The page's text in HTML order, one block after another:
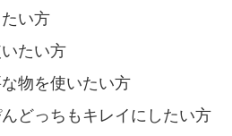
い方
たい方
物を使いたい方
どっちもキレイにしたい方